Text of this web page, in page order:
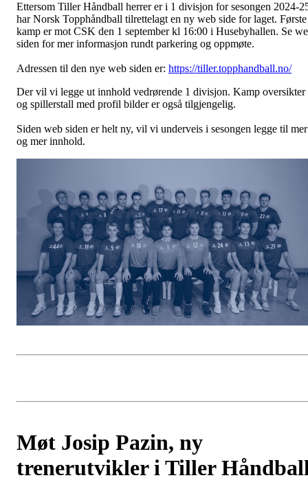
Ettersom Tiller Håndball herrer er i 1 divisjon for sesongen 2024-
har Norsk Topphåndball tilrettelagt en ny web side for laget. Første
kamp er mot CSK den 1 september kl 16:00 i Husebyhallen. Se
siden for mer informasjon rundt parkering og oppmøte.
Adressen til den nye web siden er: https://tiller.topphandball.no/
Der vil vi legge ut innhold vedrørende 1 divisjon. Kamp oversikter
og spillerstall med profil bilder er også tilgjengelig.
Siden web siden er helt ny, vil vi underveis i sesongen legge til mer
og mer innhold.
Møt Josip Pazin, ny
trenerutvikler i Tiller